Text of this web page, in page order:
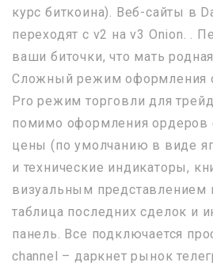
курс биткоина). Веб-сайты в
переходят с v2 на v3 Onion. .
ваши биточки, что мать
Сложный режим оформления
Pro режим торговли для
помимо оформления ордеров
цены (по умолчанию в виде
и технические индикаторы,
визуальным представлением
таблица последних сделок и
панель. Все подключается
channel – даркнет рынок